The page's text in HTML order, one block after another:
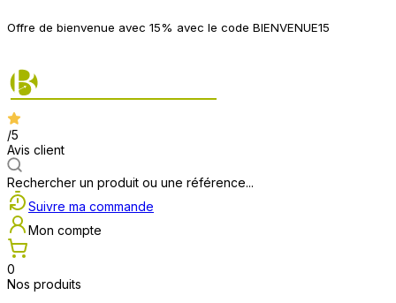
Offre de bienvenue avec 15% avec le code BIENVENUE15
/5
Avis client
Rechercher un produit ou une référence...
Suivre ma commande
Mon compte
0
Nos produits